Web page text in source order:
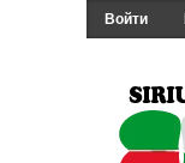
Войти